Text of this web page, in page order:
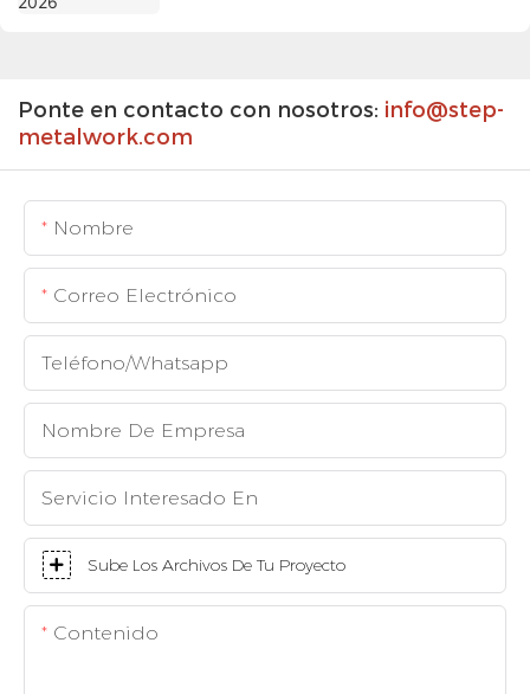
Ponte en contacto con nosotros: info@step-
metalwork.com
Nombre
Correo Electrónico
Teléfono/whatsapp
Nombre De Empresa
Servicio Interesado En
Sube Los Archivos De Tu Proyecto
Contenido